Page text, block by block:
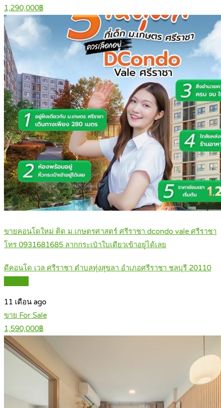
1,290,000฿
ขายคอนโดใหม่ ติด ม.เกษตรศาสตร์ ศรีราชา dcondo vale ศรีราชา
โทร 0931681685 ลากกระเป๋าใบเดียวเข้าอยู่ได้เลย
ดีคอนโด เวล ศรีราชา ตำบลทุ่งสุขลา อำเภอศรีราชา ชลบุรี 20110
11 เดือน ago
ขาย For Sale
1,590,000฿